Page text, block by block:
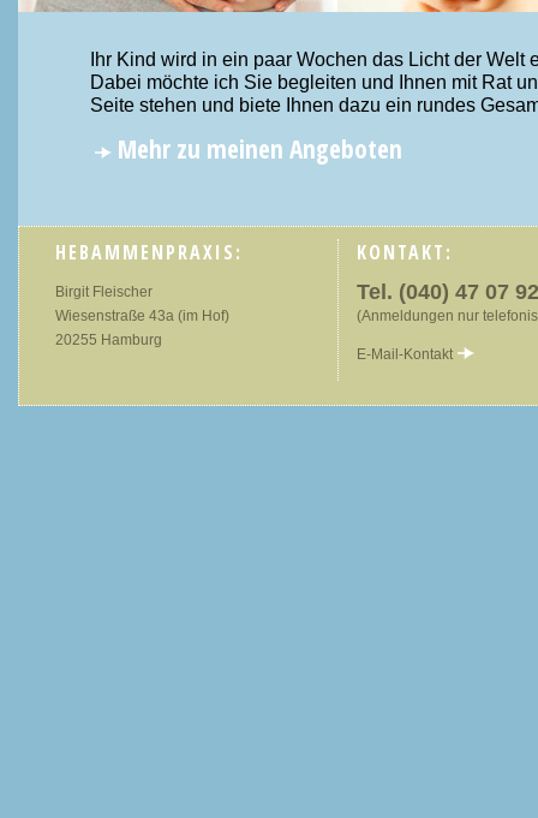
Ihr Kind wird in ein paar Wochen das Licht der Welt
Dabei möchte ich Sie begleiten und Ihnen mit Rat
Seite stehen und biete Ihnen dazu ein rundes
Mehr zu meinen Angeboten
HEBAMMENPRAXIS:
Birgit Fleischer
Wiesenstraße 43a (im Hof)
20255 Hamburg
KONTAKT:
Tel. (040) 47 07 92
(Anmeldungen nur
E-Mail-Kontakt